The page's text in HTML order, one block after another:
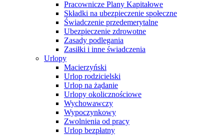
Pracownicze Plany Kapitałowe
Składki na ubezpieczenie społeczne
Świadczenie przedemerytalne
Ubezpieczenie zdrowotne
Zasady podlegania
Zasiłki i inne świadczenia
Urlopy
Macierzyński
Urlop rodzicielski
Urlop na żądanie
Urlopy okolicznościowe
Wychowawczy
Wypoczynkowy
Zwolnienia od pracy
Urlop bezpłatny